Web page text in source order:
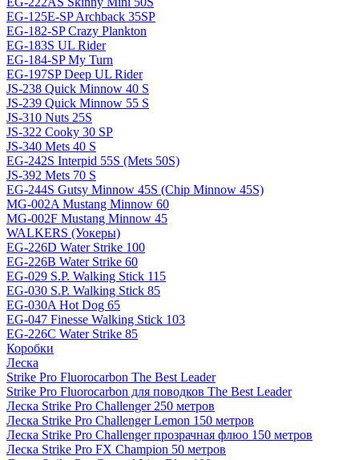
EG-125E-SP Archback 35SP
EG-182-SP Crazy Plankton
EG-183S UL Rider
EG-184-SP My Turn
EG-197SP Deep UL Rider
JS-238 Quick Minnow 40 S
JS-239 Quick Minnow 55 S
JS-310 Nuts 25S
JS-322 Cooky 30 SP
JS-340 Mets 40 S
EG-242S Interpid 55S (Mets 50S)
JS-392 Mets 70 S
EG-244S Gutsy Minnow 45S (Chip Minnow 45S)
MG-002A Mustang Minnow 60
MG-002F Mustang Minnow 45
WALKERS (Уокеры)
EG-226D Water Strike 100
EG-226B Water Strike 60
EG-029 S.P. Walking Stick 115
EG-030 S.P. Walking Stick 85
EG-030A Hot Dog 65
EG-047 Finesse Walking Stick 103
EG-226C Water Strike 85
Коробки
Леска
Strike Pro Fluorocarbon The Best Leader
Strike Pro Fluorocarbon для поводков The Best Leader
Леска Strike Pro Challenger 250 метров
Леска Strike Pro Challenger Lemon 150 метров
Леска Strike Pro Challenger прозрачная флюо 150 метров
Леска Strike Pro FX Champion 50 метров